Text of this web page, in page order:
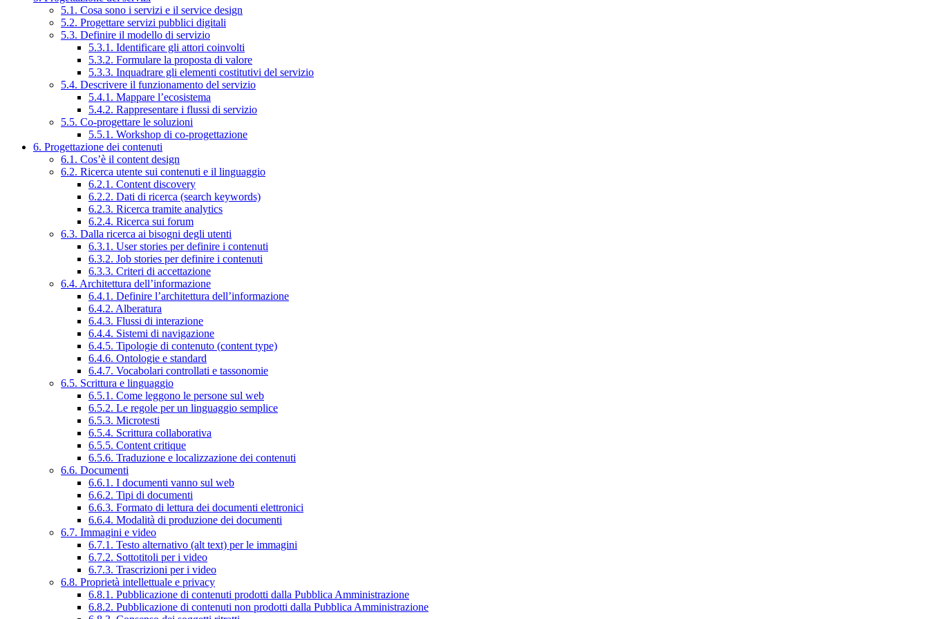
5.1. Cosa sono i servizi e il service design
5.2. Progettare servizi pubblici digitali
5.3. Definire il modello di servizio
5.3.1. Identificare gli attori coinvolti
5.3.2. Formulare la proposta di valore
5.3.3. Inquadrare gli elementi costitutivi del servizio
5.4. Descrivere il funzionamento del servizio
5.4.1. Mappare l’ecosistema
5.4.2. Rappresentare i flussi di servizio
5.5. Co-progettare le soluzioni
5.5.1. Workshop di co-progettazione
6. Progettazione dei contenuti
6.1. Cos’è il content design
6.2. Ricerca utente sui contenuti e il linguaggio
6.2.1. Content discovery
6.2.2. Dati di ricerca (search keywords)
6.2.3. Ricerca tramite analytics
6.2.4. Ricerca sui forum
6.3. Dalla ricerca ai bisogni degli utenti
6.3.1. User stories per definire i contenuti
6.3.2. Job stories per definire i contenuti
6.3.3. Criteri di accettazione
6.4. Architettura dell’informazione
6.4.1. Definire l’architettura dell’informazione
6.4.2. Alberatura
6.4.3. Flussi di interazione
6.4.4. Sistemi di navigazione
6.4.5. Tipologie di contenuto (content type)
6.4.6. Ontologie e standard
6.4.7. Vocabolari controllati e tassonomie
6.5. Scrittura e linguaggio
6.5.1. Come leggono le persone sul web
6.5.2. Le regole per un linguaggio semplice
6.5.3. Microtesti
6.5.4. Scrittura collaborativa
6.5.5. Content critique
6.5.6. Traduzione e localizzazione dei contenuti
6.6. Documenti
6.6.1. I documenti vanno sul web
6.6.2. Tipi di documenti
6.6.3. Formato di lettura dei documenti elettronici
6.6.4. Modalità di produzione dei documenti
6.7. Immagini e video
6.7.1. Testo alternativo (alt text) per le immagini
6.7.2. Sottotitoli per i video
6.7.3. Trascrizioni per i video
6.8. Proprietà intellettuale e privacy
6.8.1. Pubblicazione di contenuti prodotti dalla Pubblica Amministrazione
6.8.2. Pubblicazione di contenuti non prodotti dalla Pubblica Amministrazione